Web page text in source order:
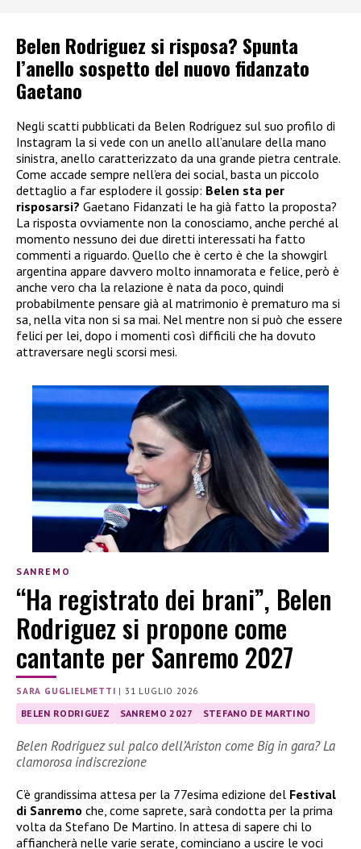
Belen Rodriguez si risposa? Spunta
l’anello sospetto del nuovo fidanzato
Gaetano
Negli scatti pubblicati da Belen Rodriguez sul suo profilo di
Instagram la si vede con un anello all’anulare della mano
sinistra, anello caratterizzato da una grande pietra centrale.
Come accade sempre nell’era dei social, basta un piccolo
dettaglio a far esplodere il gossip: Belen sta per
risposarsi? Gaetano Fidanzati le ha già fatto la proposta?
La risposta ovviamente non la conosciamo, anche perché al
momento nessuno dei due diretti interessati ha fatto
commenti a riguardo. Quello che è certo è che la showgirl
argentina appare davvero molto innamorata e felice, però è
anche vero cha la relazione è nata da poco, quindi
probabilmente pensare già al matrimonio è prematuro ma si
sa, nella vita non si sa mai. Nel mentre non si può che essere
felici per lei, dopo i momenti così difficili che ha dovuto
attraversare negli scorsi mesi.
SANREMO
“Ha registrato dei brani”, Belen
Rodriguez si propone come
cantante per Sanremo 2027
SARA GUGLIELMETTI |31 LUGLIO 2026
BELEN RODRIGUEZ SANREMO 2027 STEFANO DE MARTINO
Belen Rodriguez sul palco dell’Ariston come Big in gara? La
clamorosa indiscrezione
C’è grandissima attesa per la 77esima edizione del Festival
di Sanremo che, come saprete, sarà condotta per la prima
volta da Stefano De Martino. In attesa di sapere chi lo
affiancherà nelle varie serate, cominciano a uscire le voci